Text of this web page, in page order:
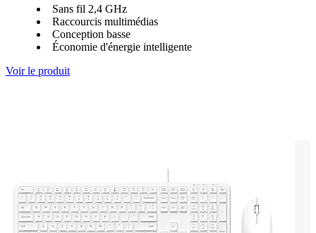
Sans fil 2,4 GHz
Raccourcis multimédias
Conception basse
Économie d'énergie intelligente
Voir le produit